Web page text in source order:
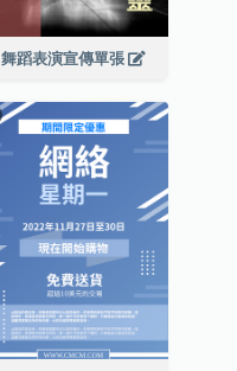
舞蹈表演宣傳單張